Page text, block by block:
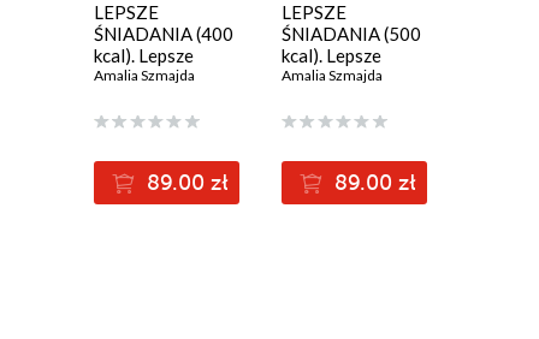
LEPSZE
ŚNIADANIA (400
kcal). Lepsze
Śniadania. 40
kcal
Amalia Szmajda
89.00 zł
LEPSZE
ŚNIADANIA (500
kcal). Lepsze
Śniadania. 40
kcal
Amalia Szmajda
89.00 zł